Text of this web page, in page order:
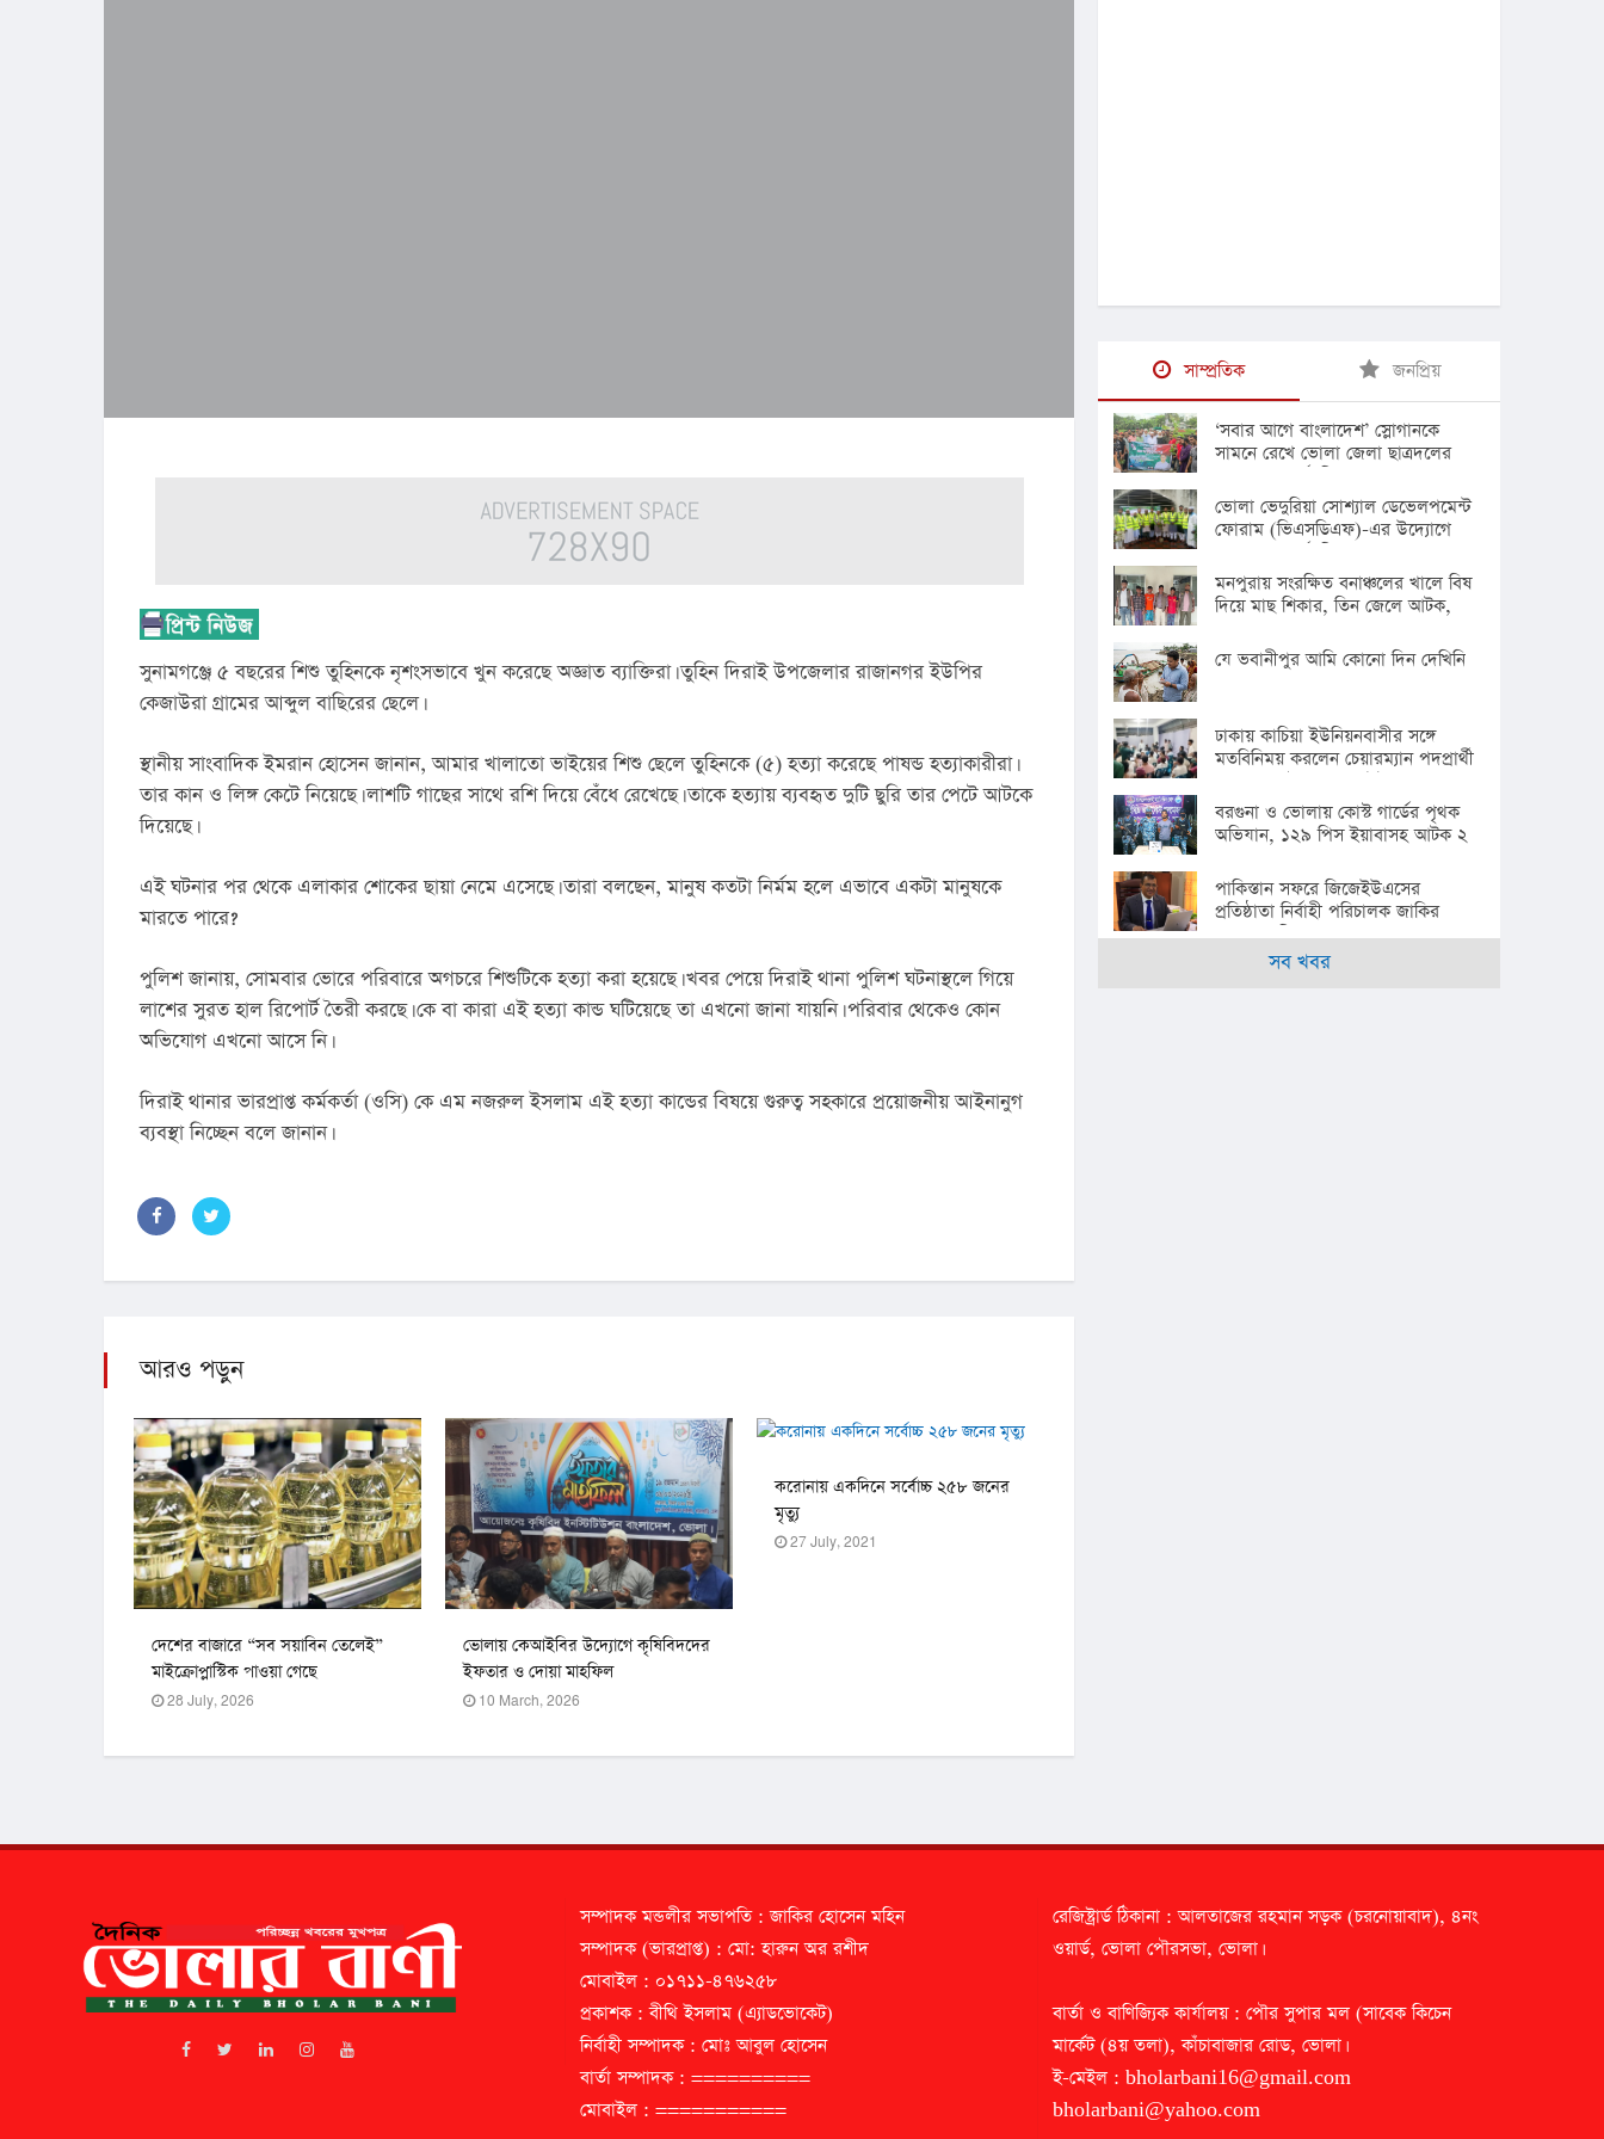
সুনামগঞ্জে ৫ বছরের শিশু তুহিনকে নৃশংসভাবে খুন করেছে অজ্ঞাত ব্যাক্তিরা। তুহিন দিরাই উপজেলার রাজানগর ইউপির
কেজাউরা গ্রামের আব্দুল বাছিরের ছেলে।
স্থানীয় সাংবাদিক ইমরান হোসেন জানান, আমার খালাতো ভাইয়ের শিশু ছেলে তুহিনকে (৫) হত্যা করেছে পাষন্ড হত্যাকারীরা।
তার কান ও লিঙ্গ কেটে নিয়েছে। লাশটি গাছের সাথে রশি দিয়ে বেঁধে রেখেছে। তাকে হত্যায় ব্যবহৃত দুটি ছুরি তার পেটে আটকে
দিয়েছে।
এই ঘটনার পর থেকে এলাকার শোকের ছায়া নেমে এসেছে। তারা বলছেন, মানুষ কতটা নির্মম হলে এভাবে একটা মানুষকে
মারতে পারে?
পুলিশ জানায়, সোমবার ভোরে পরিবারে অগচরে শিশুটিকে হত্যা করা হয়েছে। খবর পেয়ে দিরাই থানা পুলিশ ঘটনাস্থলে গিয়ে
লাশের সুরত হাল রিপোর্ট তৈরী করছে। কে বা কারা এই হত্যা কান্ড ঘটিয়েছে তা এখনো জানা যায়নি। পরিবার থেকেও কোন
অভিযোগ এখনো আসে নি।
দিরাই থানার ভারপ্রাপ্ত কর্মকর্তা (ওসি) কে এম নজরুল ইসলাম এই হত্যা কান্ডের বিষয়ে গুরুত্ব সহকারে প্রয়োজনীয় আইনানুগ
ব্যবস্থা নিচ্ছেন বলে জানান।
আরও পড়ুন
দেশের বাজারে “সব সয়াবিন তেলেই”
মাইক্রোপ্লাস্টিক পাওয়া গেছে
28 July, 2026
ভোলায় কেআইবির উদ্যোগে কৃষিবিদদের
ইফতার ও দোয়া মাহফিল
10 March, 2026
করোনায় একদিনে সর্বোচ্চ ২৫৮ জনের
মৃত্যু
27 July, 2021
সাম্প্রতিক জনপ্রিয়
‘সবার আগে বাংলাদেশ’ স্লোগানকে
সামনে রেখে ভোলা জেলা ছাত্রদলের
বৃক্ষরোপণ কর্মসূচি
ভোলা ভেদুরিয়া সোশ্যাল ডেভেলপমেন্ট
ফোরাম (ভিএসডিএফ)-এর উদ্যোগে
বৃক্ষরোপণ কর্মসূচি পালন
মনপুরায় সংরক্ষিত বনাঞ্চলের খালে বিষ
দিয়ে মাছ শিকার, তিন জেলে আটক,
যে ভবানীপুর আমি কোনো দিন দেখিনি
ঢাকায় কাচিয়া ইউনিয়নবাসীর সঙ্গে
মতবিনিময় করলেন চেয়ারম্যান পদপ্রার্থী
অ্যাডভোকেট মোহাম্মদ ইউসুফ
বরগুনা ও ভোলায় কোস্ট গার্ডের পৃথক
অভিযান, ১২৯ পিস ইয়াবাসহ আটক ২
পাকিস্তান সফরে জিজেইউএসের
প্রতিষ্ঠাতা নির্বাহী পরিচালক জাকির
হোসেন মহিনের নেতৃত্বে ১৯ সদস্যের
প্রতিনিধি দলসব খবর
সম্পাদক মন্ডলীর সভাপতি : জাকির হোসেন মহিন
সম্পাদক (ভারপ্রাপ্ত) : মো: হারুন অর রশীদ
মোবাইল : ০১৭১১-৪৭৬২৫৮
প্রকাশক : বীথি ইসলাম (এ্যাডভোকেট)
নির্বাহী সম্পাদক : মোঃ আবুল হোসেন
বার্তা সম্পাদক : ==========
মোবাইল : ===========
রেজিষ্ট্রার্ড ঠিকানা : আলতাজের রহমান সড়ক (চরনোয়াবাদ), ৪নং
ওয়ার্ড, ভোলা পৌরসভা, ভোলা।
বার্তা ও বাণিজ্যিক কার্যালয় : পৌর সুপার মল (সাবেক কিচেন
মার্কেট (৪য় তলা), কাঁচাবাজার রোড, ভোলা।
ই-মেইল :bholarbani16@gmail.com
bholarbani@yahoo.com